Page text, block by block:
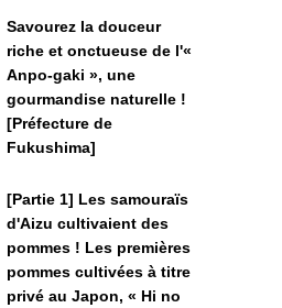
Savourez la douceur
riche et onctueuse de l'«
Anpo-gaki », une
gourmandise naturelle !
[Préfecture de
Fukushima]
[Partie 1] Les samouraïs
d'Aizu cultivaient des
pommes ! Les premières
pommes cultivées à titre
privé au Japon, « Hi no